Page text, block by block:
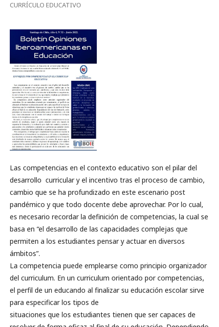
CURRÍCULO EDUCATIVO
Las competencias en el contexto educativo son el pilar del
desarrollo curricular y el incentivo tras el proceso de cambio,
cambio que se ha profundizado en este escenario post
pandémico y que todo docente debe aprovechar. Por lo cual,
es necesario recordar la definición de competencias, la cual se
basa en “el desarrollo de las capacidades complejas que
permiten a los estudiantes pensar y actuar en diversos
ámbitos”.
La competencia puede emplearse como principio organizador
del curriculum. En un curriculum orientado por competencias,
el perfil de un educando al finalizar su educación escolar sirve
para especificar los tipos de
situaciones que los estudiantes tienen que ser capaces de